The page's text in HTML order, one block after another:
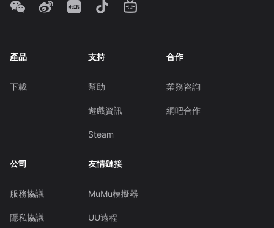
產品
下載
支持
幫助
遊戲資訊
Steam
合作
業務咨詢
網吧合作
公司
服務協議
隱私協議
友情鏈接
MuMu模擬器
UU遠程